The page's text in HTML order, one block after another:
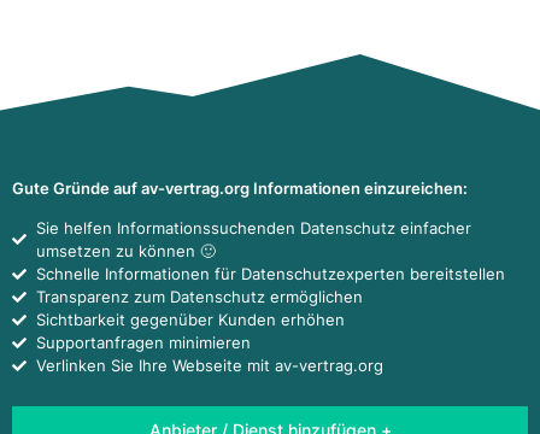
Gute Gründe auf av-vertrag.org Informationen einzureichen:
Sie helfen Informationssuchenden Datenschutz einfacher
umsetzen zu können 🙂
Schnelle Informationen für Datenschutzexperten bereitstellen
Transparenz zum Datenschutz ermöglichen
Sichtbarkeit gegenüber Kunden erhöhen
Supportanfragen minimieren
Verlinken Sie Ihre Webseite mit av-vertrag.org